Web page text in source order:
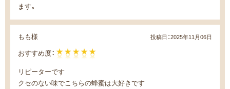
ます。
もも様 投稿日：2025年11月06日
おすすめ度：
リピーターです
クセのない味でこちらの蜂蜜は大好きです